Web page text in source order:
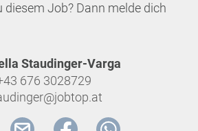
diesem Job? Dann melde dich
Staudinger-Varga
676 3028729